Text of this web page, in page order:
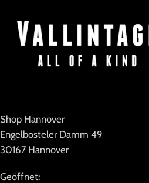
Shop Hannover
Engelbosteler Damm 49
30167 Hannover
Geöffnet: